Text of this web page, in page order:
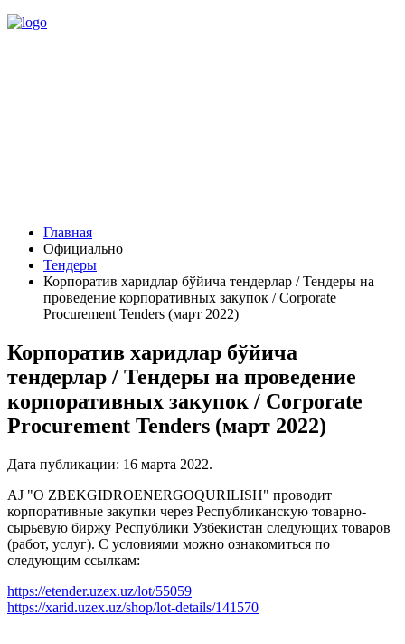
Главная
Официально
Тендеры
Корпоратив харидлар бўйича тендерлар / Тендеры на
проведение корпоративных закупок / Corporate
Procurement Tenders (март 2022)
Корпоратив харидлар бўйича
тендерлар / Тендеры на проведение
корпоративных закупок / Corporate
Procurement Tenders (март 2022)
Дата публикации: 16 марта 2022.
AJ "O ZBEKGIDROENERGOQURILISH" проводит
корпоративные закупки через Республиканскую товарно-
сырьевую биржу Республики Узбекистан следующих товаров
(работ, услуг). С условиями можно ознакомиться по
следующим ссылкам:
https://etender.uzex.uz/lot/55059
https://xarid.uzex.uz/shop/lot-details/141570